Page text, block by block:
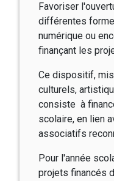
Favoriser
différentes
numérique ou
finançant les
Ce dispositif,
culturels,
consiste à
scolaire, en lien
associatifs
Pour l'année
projets financés